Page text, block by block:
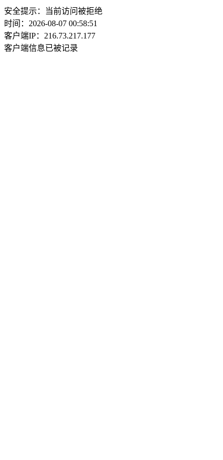
安全提示：当前访问被拒绝
时间：2026-08-07 00:58:51
客户端IP：216.73.217.177
客户端信息已被记录